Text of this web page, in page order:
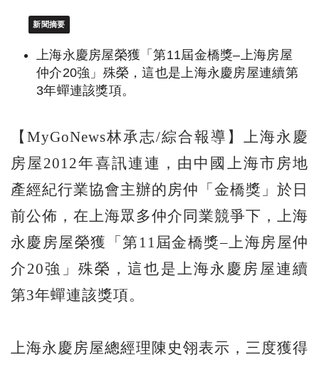
新聞摘要
上海永慶房屋榮獲「第11屆金橋獎–上海房屋
仲介20強」殊榮，這也是上海永慶房屋連續第
3年蟬連該獎項。
【MyGoNews林承志/綜合報導】上海永慶
房屋2012年喜訊連連，由中國上海市房地
產經紀行業協會主辦的房仲「金橋獎」於日
前公佈，在上海眾多仲介同業競爭下，上海
永慶房屋榮獲「第11屆金橋獎–上海房屋仲
介20強」殊榮，這也是上海永慶房屋連續
第3年蟬連該獎項。
上海永慶房屋總經理陳史翎表示，三度獲得